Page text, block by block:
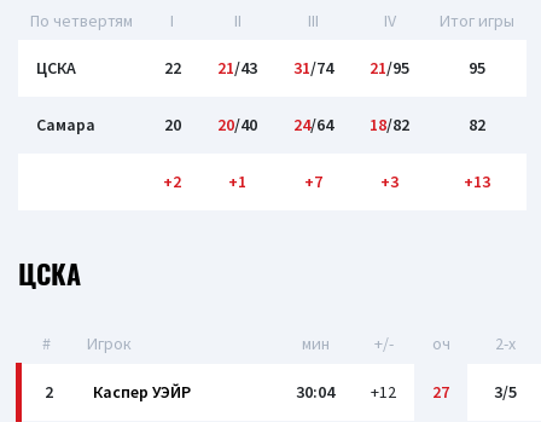
По четвертям I II III IV Итог игры
ЦСКА 22 21/43 31/74 21/95 95
Самара 20 20/40 24/64 18/82 82
+2 +1 +7 +3 +13
ЦСКА
# Игрок мин +/- оч 2-x
2 Каспер УЭЙР 30:04 +12 27 3/5